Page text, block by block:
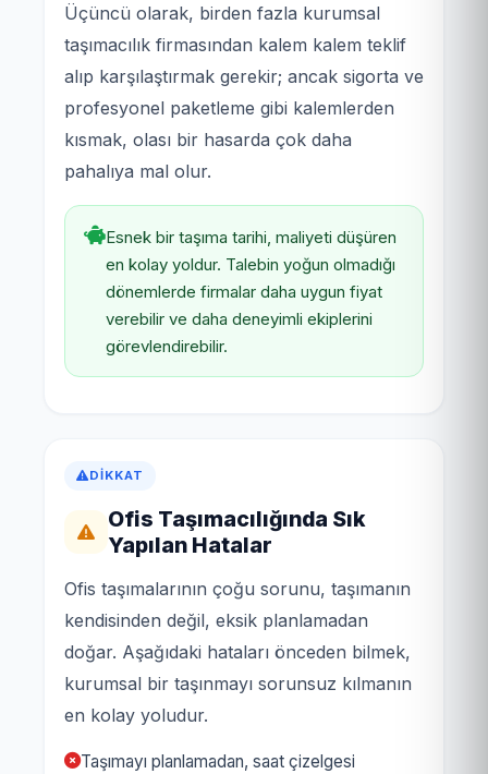
Üçüncü olarak, birden fazla kurumsal
taşımacılık firmasından kalem kalem teklif
alıp karşılaştırmak gerekir; ancak sigorta ve
profesyonel paketleme gibi kalemlerden
kısmak, olası bir hasarda çok daha
pahalıya mal olur.
Esnek bir taşıma tarihi, maliyeti düşüren
en kolay yoldur. Talebin yoğun olmadığı
dönemlerde firmalar daha uygun fiyat
verebilir ve daha deneyimli ekiplerini
görevlendirebilir.
DIKKAT
Ofis Taşımacılığında Sık
Yapılan Hatalar
Ofis taşımalarının çoğu sorunu, taşımanın
kendisinden değil, eksik planlamadan
doğar. Aşağıdaki hataları önceden bilmek,
kurumsal bir taşınmayı sorunsuz kılmanın
en kolay yoludur.
Taşımayı planlamadan, saat çizelgesi